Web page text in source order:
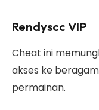
Rendyscc VIP
Cheat ini
akses ke
permainan.